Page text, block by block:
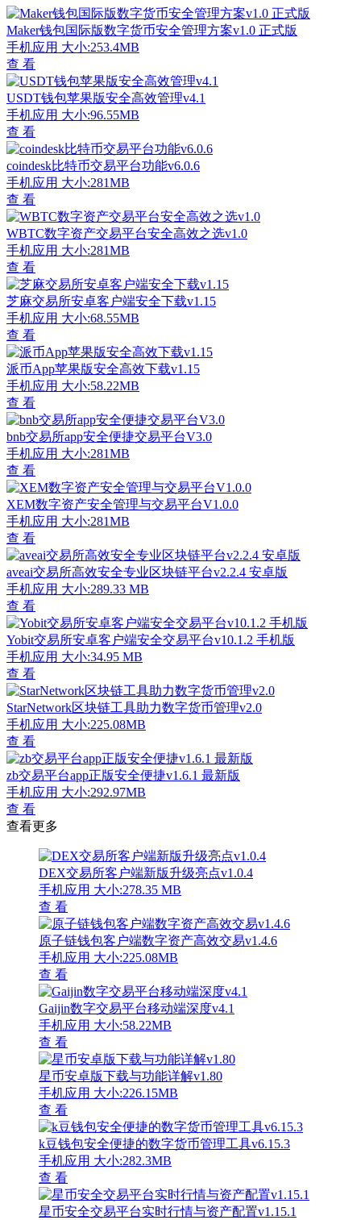
Maker钱包国际版数字货币安全管理方案v1.0 正式版
手机应用 大小:253.4MB
查 看
USDT钱包苹果版安全高效管理v4.1
手机应用 大小:96.55MB
查 看
coindesk比特币交易平台功能v6.0.6
手机应用 大小:281MB
查 看
WBTC数字资产交易平台安全高效之选v1.0
手机应用 大小:281MB
查 看
芝麻交易所安卓客户端安全下载v1.15
手机应用 大小:68.55MB
查 看
派币App苹果版安全高效下载v1.15
手机应用 大小:58.22MB
查 看
bnb交易所app安全便捷交易平台V3.0
手机应用 大小:281MB
查 看
XEM数字资产安全管理与交易平台V1.0.0
手机应用 大小:281MB
查 看
aveai交易所高效安全专业区块链平台v2.2.4 安卓版
手机应用 大小:289.33 MB
查 看
Yobit交易所安卓客户端安全交易平台v10.1.2 手机版
手机应用 大小:34.95 MB
查 看
StarNetwork区块链工具助力数字货币管理v2.0
手机应用 大小:225.08MB
查 看
zb交易平台app正版安全便捷v1.6.1 最新版
手机应用 大小:292.97MB
查 看
查看更多
DEX交易所客户端新版升级亮点v1.0.4
手机应用 大小:278.35 MB
查 看
原子链钱包客户端数字资产高效交易v1.4.6
手机应用 大小:225.08MB
查 看
Gaijin数字交易平台移动端深度v4.1
手机应用 大小:58.22MB
查 看
星币安卓版下载与功能详解v1.80
手机应用 大小:226.15MB
查 看
k豆钱包安全便捷的数字货币管理工具v6.15.3
手机应用 大小:282.3MB
查 看
星币安全交易平台实时行情与资产配置v1.15.1